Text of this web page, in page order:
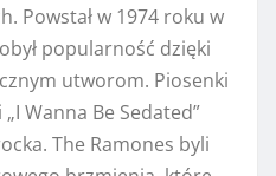
Powstał w 1974 roku w
popularność dzięki
utworom. Piosenki
Wanna Be Sedated”
The Ramones byli